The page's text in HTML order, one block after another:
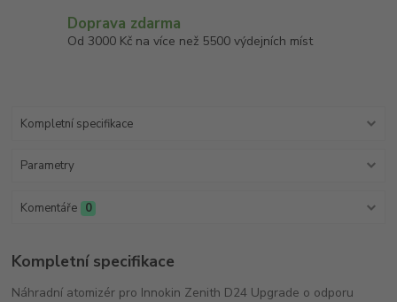
Doprava zdarma
Od 3000 Kč na více než 5500 výdejních míst
Kompletní specifikace
Parametry
Komentáře 0
Kompletní specifikace
Náhradní atomizér pro Innokin Zenith D24 Upgrade o odporu